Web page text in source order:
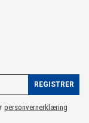
personvernerklæring